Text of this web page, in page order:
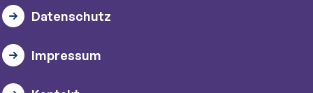
Datenschutz
Impressum